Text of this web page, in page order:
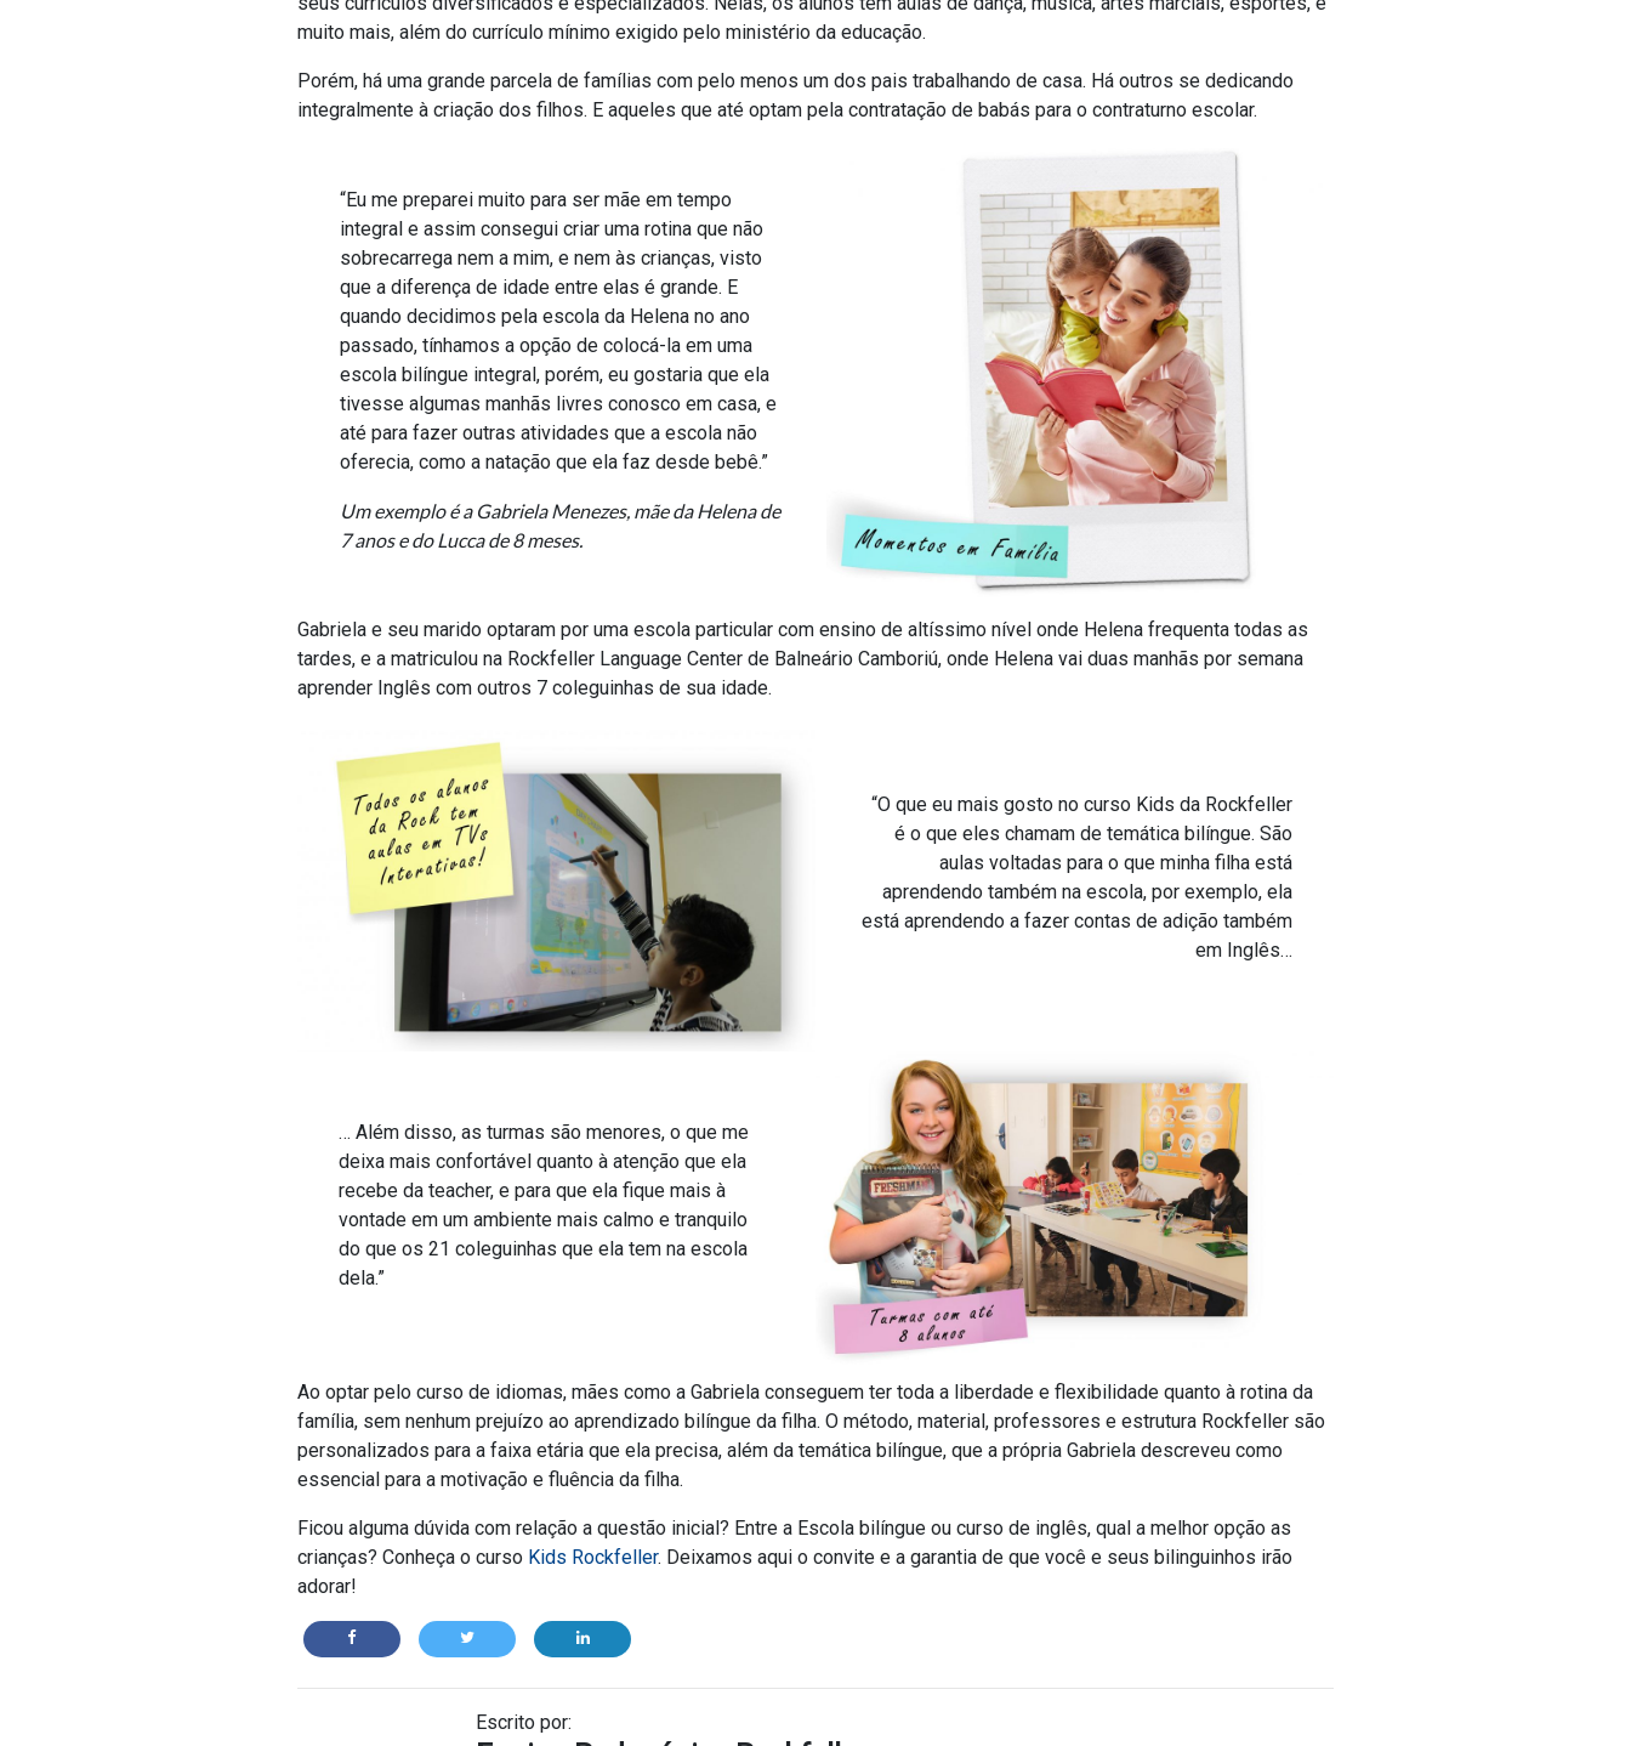
muito mais, além do currículo mínimo exigido pelo ministério da educação.
Porém, há uma grande parcela de famílias com pelo menos um dos pais trabalhando de casa. Há outros se dedicando
integralmente à criação dos filhos. E aqueles que até optam pela contratação de babás para o contraturno escolar.
“Eu me preparei muito para ser mãe em tempo
integral e assim consegui criar uma rotina que não
sobrecarrega nem a mim, e nem às crianças, visto
que a diferença de idade entre elas é grande. E
quando decidimos pela escola da Helena no ano
passado, tínhamos a opção de colocá-la em uma
escola bilíngue integral, porém, eu gostaria que ela
tivesse algumas manhãs livres conosco em casa, e
até para fazer outras atividades que a escola não
oferecia, como a natação que ela faz desde bebê.”
Um exemplo é a Gabriela Menezes, mãe da Helena de
7 anos e do Lucca de 8 meses.
Gabriela e seu marido optaram por uma escola particular com ensino de altíssimo nível onde Helena frequenta todas as
tardes, e a matriculou na Rockfeller Language Center de Balneário Camboriú, onde Helena vai duas manhãs por semana
aprender Inglês com outros 7 coleguinhas de sua idade.
“O que eu mais gosto no curso Kids da Rockfeller
é o que eles chamam de temática bilíngue. São
aulas voltadas para o que minha filha está
aprendendo também na escola, por exemplo, ela
está aprendendo a fazer contas de adição também
em Inglês…
… Além disso, as turmas são menores, o que me
deixa mais confortável quanto à atenção que ela
recebe da teacher, e para que ela fique mais à
vontade em um ambiente mais calmo e tranquilo
do que os 21 coleguinhas que ela tem na escola
dela.”
Ao optar pelo curso de idiomas, mães como a Gabriela conseguem ter toda a liberdade e flexibilidade quanto à rotina da
família, sem nenhum prejuízo ao aprendizado bilíngue da filha. O método, material, professores e estrutura Rockfeller são
personalizados para a faixa etária que ela precisa, além da temática bilíngue, que a própria Gabriela descreveu como
essencial para a motivação e fluência da filha.
Ficou alguma dúvida com relação a questão inicial? Entre a Escola bilíngue ou curso de inglês, qual a melhor opção as
crianças? Conheça o curso Kids Rockfeller. Deixamos aqui o convite e a garantia de que você e seus bilinguinhos irão
adorar!
Escrito por: